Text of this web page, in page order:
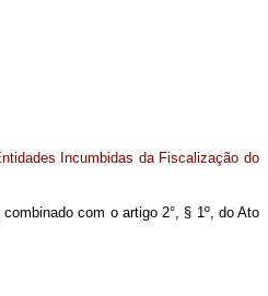
Incumbidas da Fiscalização do
com o artigo 2°, § 1º, do Ato